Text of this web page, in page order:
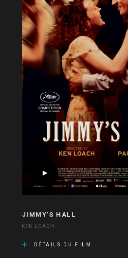
JIMMY’S HALL
KEN LOACH
DÉTAILS DU FILM